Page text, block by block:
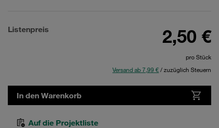
Listenpreis 2,50 €
pro Stück
Versand ab 7,99 €/ zuzüglich Steuern
In den Warenkorb
Auf die Projektliste